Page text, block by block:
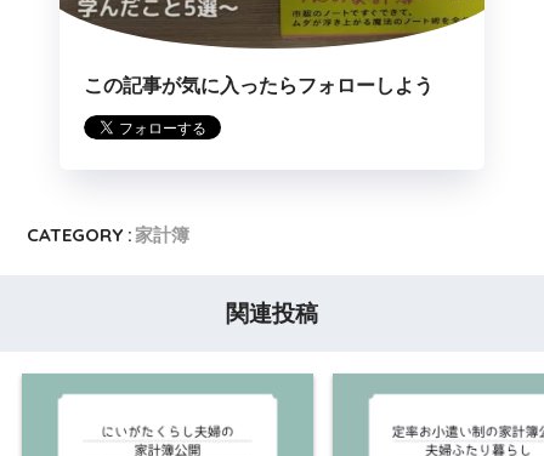
この記事が気に入ったらフォローしよう
CATEGORY :家計簿
関連投稿